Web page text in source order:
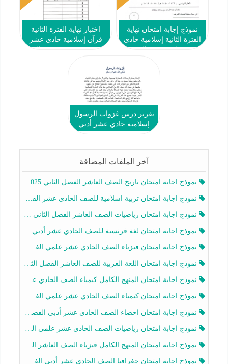
نموذج إجابة امتحان نهاية
الفترة الثانية إسلامية حادي
اختبار نهاية الفترة الثانية
قرآن إسلامية حادي عشر
تقرير درس غزوات الرسول
إسلامية حادي عشر أدبي
آخر الملفات المضافة
نموذج اجابة امتحان تاريخ الصف العاشر الفصل الثاني 2025-2026
نموذج اجابة امتحان تربية اسلامية للصف الحادي عشر الفصل الثاني 2025-2026
نموذج اجابة امتحان رياضيات الصف العاشر الفصل الثاني 2025-2026
نموذج اجابة امتحان لغة فرنسية للصف الحادي عشر أدبي الفصل الثاني 2025-2026
نموذج اجابة امتحان فيزياء الصف الحادي عشر علمي الفصل الثاني 2025-2026
نموذج اجابة امتحان اللغة العربية للصف العاشر الفصل الثاني 2025-2026
نموذج اجابة امتحان المنهج الكامل كيمياء الصف الحادي عشر علمي الفصل الثاني 2025-2026
نموذج اجابة امتحان كيمياء الصف الحادي عشر علمي الفصل الثاني 2025-2026
نموذج اجابة امتحان احصاء الصف الحادي عشر أدبي الفصل الثاني 2025-2026
نموذج اجابة امتحان رياضيات الصف الحادي عشر علمي الفصل الثاني 2025-2026
نموذج اجابة امتحان المنهج الكامل فيزياء الصف العاشر الفصل الثاني 2025-2026
نموذج اجابة امتحان جغرافيا الصف الحادي عشر أدبي الفصل الثاني 2025-2026